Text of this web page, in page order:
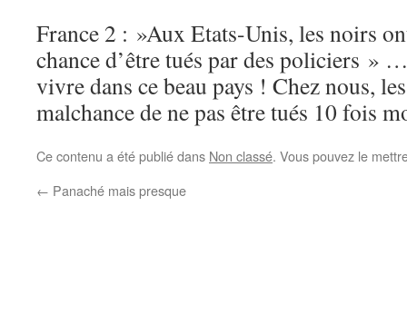
France 2 : »Aux Etats-Unis, les noirs
chance d’être tués par des policiers »
vivre dans ce beau pays ! Chez nous,
malchance de ne pas être tués 10 fois
Ce contenu a été publié dans Non classé. Vous pouvez le
← Panaché mais presque